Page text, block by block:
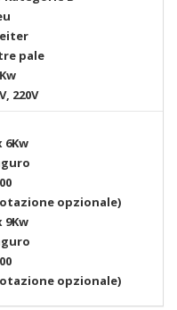
pale
220V
6Kw
opzionale)
9Kw
opzionale)